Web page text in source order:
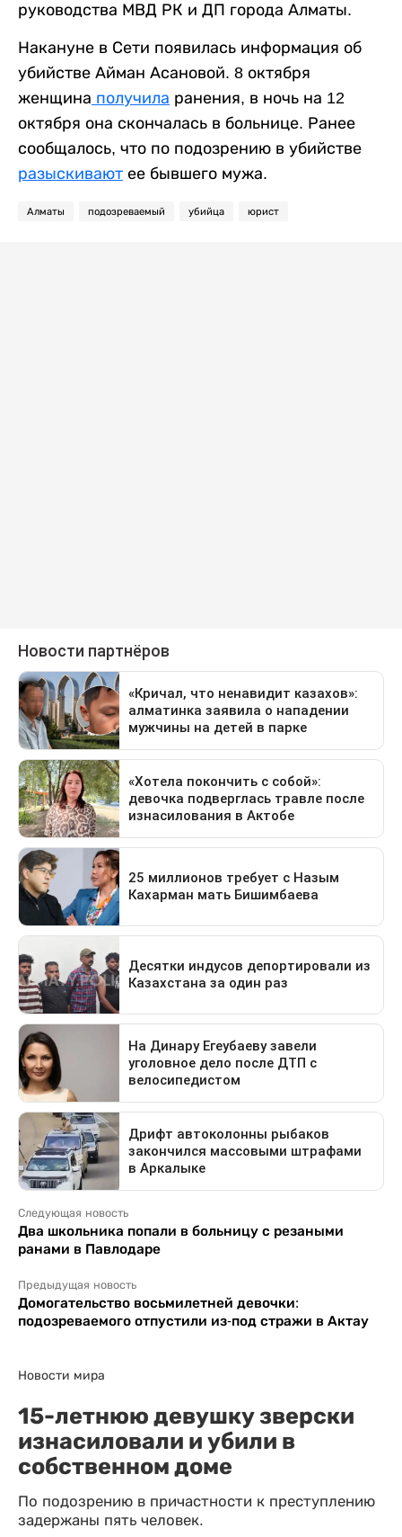
руководства МВД РК и ДП города Алматы.
Накануне в Сети появилась информация об
убийстве Айман Асановой. 8 октября
женщина получила ранения, в ночь на 12
октября она скончалась в больнице. Ранее
сообщалось, что по подозрению в убийстве
разыскивают ее бывшего мужа.
Алматы подозреваемый убийца юрист
Следующая новость
Два школьника попали в больницу с резаными
ранами в Павлодаре
Предыдущая новость
Домогательство восьмилетней девочки:
подозреваемого отпустили из-под стражи в Актау
Новости мира
15-летнюю девушку зверски
изнасиловали и убили в
собственном доме
По подозрению в причастности к преступлению
задержаны пять человек.